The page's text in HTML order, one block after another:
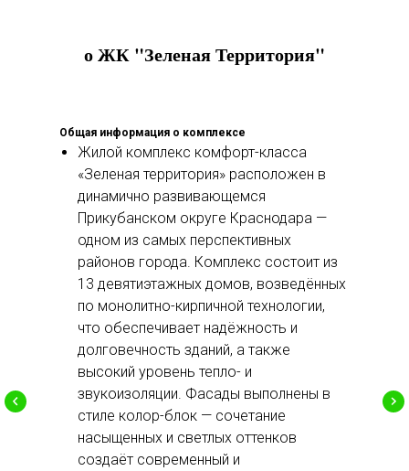
о ЖК "Зеленая Территория"
Общая информация о комплексе
Жилой комплекс комфорт-класса
«Зеленая территория» расположен в
динамично развивающемся
Прикубанском округе Краснодара —
одном из самых перспективных
районов города. Комплекс состоит из
13 девятиэтажных домов, возведённых
по монолитно-кирпичной технологии,
что обеспечивает надёжность и
долговечность зданий, а также
высокий уровень тепло- и
звукоизоляции. Фасады выполнены в
стиле колор-блок — сочетание
насыщенных и светлых оттенков
создаёт современный и